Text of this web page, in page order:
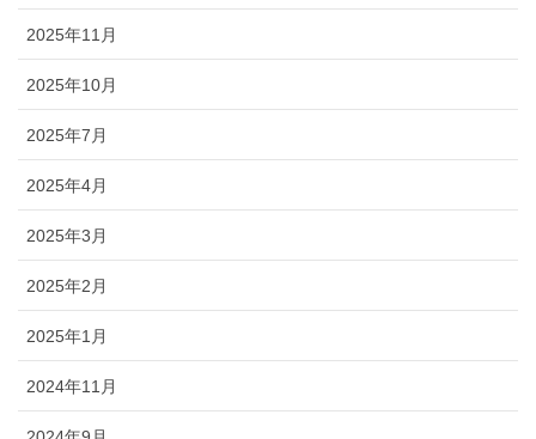
2025年11月
2025年10月
2025年7月
2025年4月
2025年3月
2025年2月
2025年1月
2024年11月